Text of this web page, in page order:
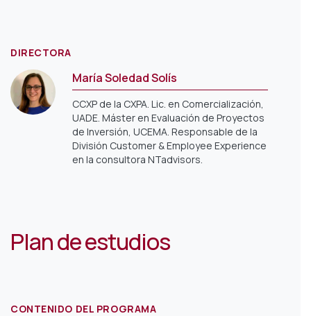
DIRECTORA
María Soledad Solís
CCXP de la CXPA. Lic. en Comercialización,
UADE. Máster en Evaluación de Proyectos
de Inversión, UCEMA. Responsable de la
División Customer & Employee Experience
en la consultora NTadvisors.
Plan de estudios
CONTENIDO DEL PROGRAMA